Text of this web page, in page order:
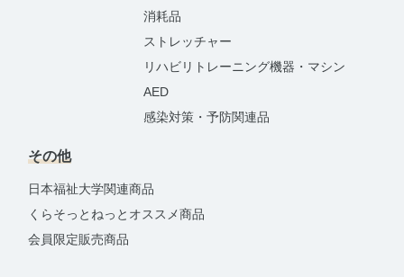
消耗品
ストレッチャー
リハビリトレーニング機器・マシン
AED
感染対策・予防関連品
その他
日本福祉大学関連商品
くらそっとねっとオススメ商品
会員限定販売商品